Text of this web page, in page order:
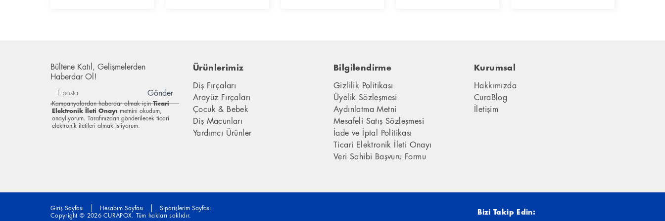
Bültene Katıl, Gelişmelerden
Haberdar Ol!
Gönder
Kampanyalardan haberdar olmak için Ticari
Elektronik İleti Onayı metnini okudum,
onaylıyorum. Tarafınızdan gönderilecek ticari
elektronik iletileri almak istiyorum.
Ürünlerimiz
Diş Fırçaları
Arayüz Fırçaları
Çocuk & Bebek
Diş Macunları
Yardımcı Ürünler
Bilgilendirme
Gizlilik Politikası
Üyelik Sözleşmesi
Aydınlatma Metni
Mesafeli Satış Sözleşmesi
İade ve İptal Politikası
Ticari Elektronik İleti Onayı
Veri Sahibi Başvuru Formu
Kurumsal
Hakkımızda
CuraBlog
İletişim
Giriş Sayfası Hesabım Sayfası
Siparişlerim Sayfası
Copyright © 2026 CURAPOX. Tüm hakları saklıdır.
Bizi Takip Edin: